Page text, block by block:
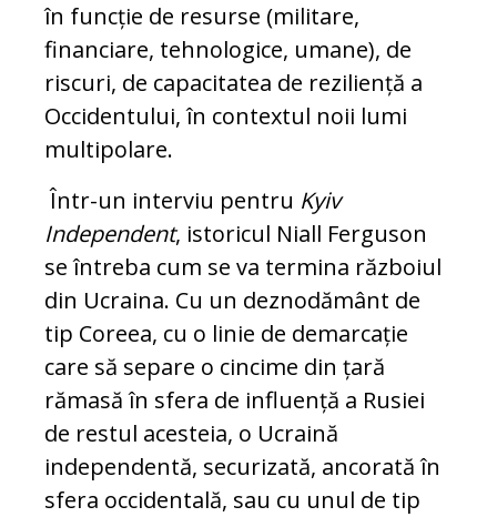
în funcție de resurse (militare,
financiare, tehnologice, umane), de
riscuri, de capacitatea de reziliență a
Occidentului, în contextul noii lumi
multipolare.
Într-un interviu pentru Kyiv
Independent, istoricul Niall Ferguson
se întreba cum se va termina războiul
din Ucraina. Cu un deznodământ de
tip Coreea, cu o linie de demarcație
care să separe o cincime din țară
rămasă în sfera de influență a Rusiei
de restul acesteia, o Ucraină
independentă, securizată, ancorată în
sfera occidentală, sau cu unul de tip